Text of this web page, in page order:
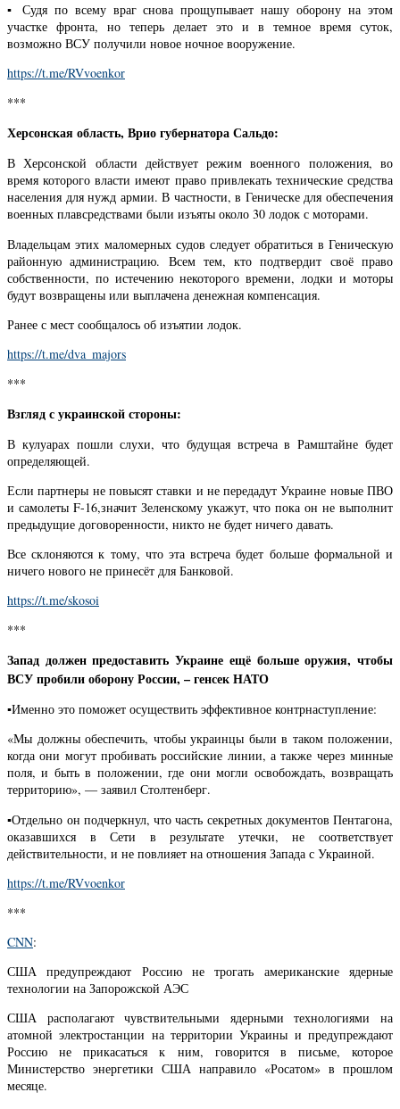
▪️ Судя по всему враг снова прощупывает нашу оборону на этом
участке фронта, но теперь делает это и в темное время суток,
возможно ВСУ получили новое ночное вооружение.
https://t.me/RVvoenkor
***
Херсонская область, Врио губернатора Сальдо:
В Херсонской области действует режим военного положения, во
время которого власти имеют право привлекать технические средства
населения для нужд армии. В частности, в Геническе для обеспечения
военных плавсредствами были изъяты около 30 лодок с моторами.
Владельцам этих маломерных судов следует обратиться в Геническую
районную администрацию. Всем тем, кто подтвердит своё право
собственности, по истечению некоторого времени, лодки и моторы
будут возвращены или выплачена денежная компенсация.
Ранее с мест сообщалось об изъятии лодок.
https://t.me/dva_majors
***
Взгляд с украинской стороны:
В кулуарах пошли слухи, что будущая встреча в Рамштайне будет
определяющей.
Если партнеры не повысят ставки и не передадут Украине новые ПВО
и самолеты F-16,значит Зеленскому укажут, что пока он не выполнит
предыдущие договоренности, никто не будет ничего давать.
Все склоняются к тому, что эта встреча будет больше формальной и
ничего нового не принесёт для Банковой.
https://t.me/skosoi
***
Запад должен предоставить Украине ещё больше оружия, чтобы
ВСУ пробили оборону России, – генсек НАТО
▪️Именно это поможет осуществить эффективное контрнаступление:
«Мы должны обеспечить, чтобы украинцы были в таком положении,
когда они могут пробивать российские линии, а также через минные
поля, и быть в положении, где они могли освобождать, возвращать
территорию», — заявил Столтенберг.
▪️Отдельно он подчеркнул, что часть секретных документов Пентагона,
оказавшихся в Сети в результате утечки, не соответствует
действительности, и не повлияет на отношения Запада с Украиной.
https://t.me/RVvoenkor
***
CNN:
США предупреждают Россию не трогать американские ядерные
технологии на Запорожской АЭС
США располагают чувствительными ядерными технологиями на
атомной электростанции на территории Украины и предупреждают
Россию не прикасаться к ним, говорится в письме, которое
Министерство энергетики США направило «Росатом» в прошлом
месяце.